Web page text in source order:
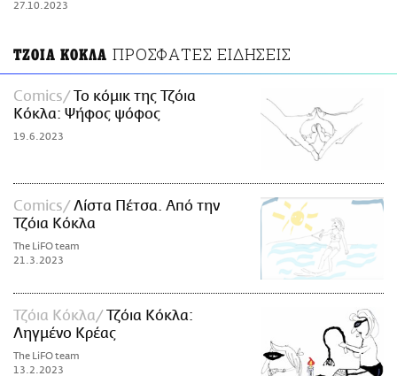
PRINT
27.10.2023
ΤΖΟΙΑ ΚΟΚΛΑ ΠΡΟΣΦΑΤΕΣ ΕΙΔΗΣΕΙΣ
Comics
Το κόμικ της Τζόια
Κόκλα: Ψήφος ψόφος
19.6.2023
Comics
Λίστα Πέτσα. Από την
Τζόια Κόκλα
The LiFO team
21.3.2023
Τζόια Κόκλα
Τζόια Κόκλα:
Ληγμένο Κρέας
The LiFO team
13.2.2023